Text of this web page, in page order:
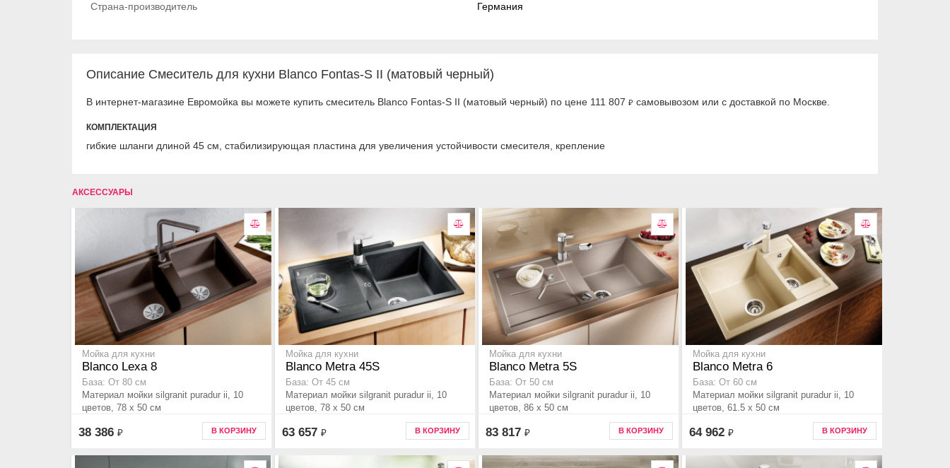
Страна-производитель
Германия
Описание Смеситель для кухни Blanco Fontas-S II (матовый черный)
В интернет-магазине Евромойка вы можете купить смеситель Blanco Fontas-S II (матовый черный) по цене 111 807 ₽ самовывозом или с доставкой по Москве.
КОМПЛЕКТАЦИЯ
гибкие шланги длиной 45 см, стабилизирующая пластина для увеличения устойчивости смесителя, крепление
АКСЕССУАРЫ
Мойка для кухни
Blanco Lexa 8
База: От 80 см
Материал мойки silgranit puradur ii, 10
цветов, 78 x 50 см
38 386 ₽ В КОРЗИНУ
Мойка для кухни
Blanco Metra 45S
База: От 45 см
Материал мойки silgranit puradur ii, 10
цветов, 78 x 50 см
63 657 ₽ В КОРЗИНУ
Мойка для кухни
Blanco Metra 5S
База: От 50 см
Материал мойки silgranit puradur ii, 10
цветов, 86 x 50 см
83 817 ₽ В КОРЗИНУ
Мойка для кухни
Blanco Metra 6
База: От 60 см
Материал мойки silgranit puradur ii, 10
цветов, 61.5 x 50 см
64 962 ₽ В КОРЗИНУ